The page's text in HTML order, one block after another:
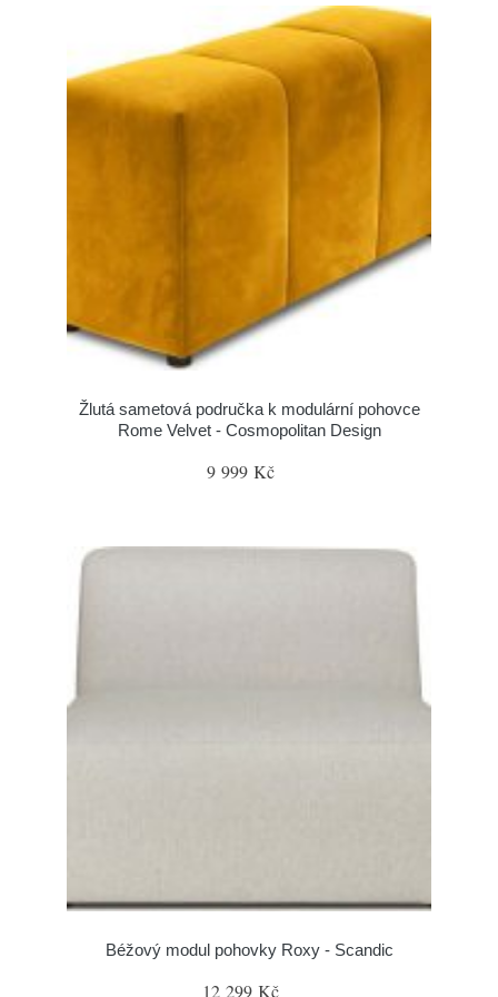
Žlutá sametová područka k modulární pohovce
Rome Velvet - Cosmopolitan Design
9 999 Kč
Béžový modul pohovky Roxy - Scandic
12 299 Kč